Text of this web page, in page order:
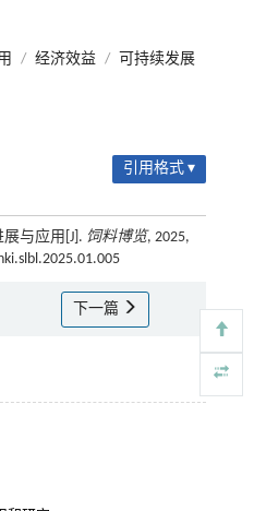
/ 经济效益 / 可持续发展
引用格式 ▾
与应用[J]. 饲料博览, 2025,
下一篇